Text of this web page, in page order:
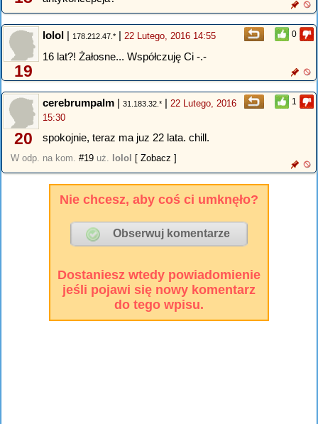
0
19
lolol | 178.212.47.* | 22 Lutego, 2016 14:55
16 lat?! Żałosne... Współczuję Ci -.-
1
20
cerebrumpalm | 31.183.32.* | 22 Lutego, 2016
15:30
spokojnie, teraz ma juz 22 lata. chill.
W odp. na kom. #19 uż. lolol [ Zobacz ]
Nie chcesz, aby coś ci umknęło?
Dostaniesz wtedy powiadomienie
jeśli pojawi się nowy komentarz
do tego wpisu.